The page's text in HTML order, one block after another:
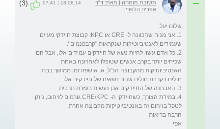
תשובת מומחה | מאת: ד"ר
אפרים הלפרין
18.08.14 | 07:41
(3)
1. אני מניח שהכוונה ל- CRE או KPC: קבוצת חיידקי מעיים
2. כל אדם עשוי להיות נשא של חיידקים עמידים אלו, אבל הם
שכיחים יותר בקרב אנשים שטופלו לאחרונה באחת
האנטיביוטיקות מהקבוצה הנ"ל, או אושפזו זמן ממושך בבתי
4. במידת הצורך, כשחיידקי ה- CRE/KPC גורמים לזיהום, ניתן
אפי